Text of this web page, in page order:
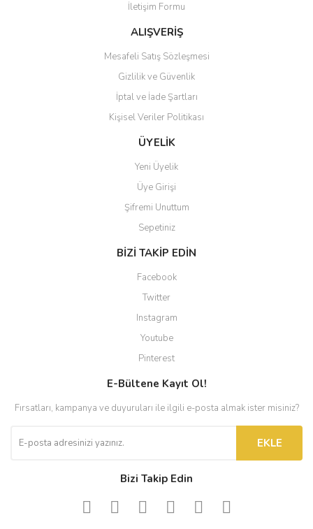
Ürün fiyatı diğer sitelerden daha pahalı.
Bu ürüne benzer farklı alternatifler olmalı.
Gönder
İletişim Formu
ALIŞVERİŞ
Mesafeli Satış Sözleşmesi
Gizlilik ve Güvenlik
İptal ve İade Şartları
Kişisel Veriler Politikası
ÜYELİK
Yeni Üyelik
Üye Girişi
Şifremi Unuttum
Sepetiniz
BİZİ TAKİP EDİN
Facebook
Twitter
Instagram
Youtube
Pinterest
E-Bültene Kayıt Ol!
Fırsatları, kampanya ve duyuruları ile ilgili e-posta almak ister misiniz?
EKLE
Bizi Takip Edin